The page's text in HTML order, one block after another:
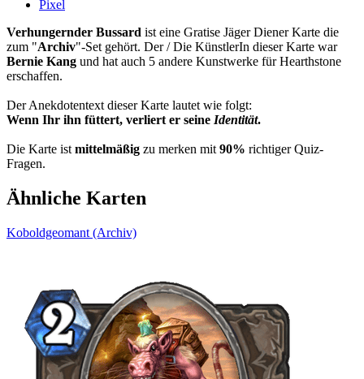
Pixel
Verhungernder Bussard ist eine Gratise Jäger Diener Karte die
zum "Archiv"-Set gehört. Der / Die KünstlerIn dieser Karte war
Bernie Kang und hat auch 5 andere Kunstwerke für Hearthstone
erschaffen.
Der Anekdotentext dieser Karte lautet wie folgt:
Wenn Ihr ihn füttert, verliert er seine Identität.
Die Karte ist mittelmäßig zu merken mit 90% richtiger Quiz-
Fragen.
Ähnliche Karten
Koboldgeomant (Archiv)